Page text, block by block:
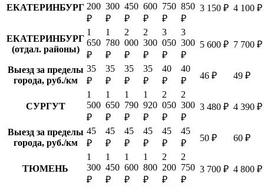
ЕКАТЕРИНБУРГ 200
₽
300
₽
450
₽
600
₽
750
₽
850
₽
3 150 ₽ 4 100 ₽
ЕКАТЕРИНБУРГ
(отдал. районы)
1
650
₽
1
780
₽
2
000
₽
2
300
₽
3
050
₽
3
300
₽
5 600 ₽ 7 700 ₽
Выезд за пределы
города, руб./км
35
₽
35
₽
35
₽
35
₽
40
₽
40
₽
46 ₽ 49 ₽
СУРГУТ
1
500
₽
1
650
₽
1
790
₽
1
920
₽
2
050
₽
2
300
₽
3 480 ₽ 4 390 ₽
Выезд за пределы
города, руб./км
45
₽
45
₽
45
₽
45
₽
45
₽
45
₽
50 ₽ 60 ₽
ТЮМЕНЬ
1
300
₽
1
450
₽
1
600
₽
1
800
₽
2
200
₽
2
750
₽
3 700 ₽ 4 800 ₽